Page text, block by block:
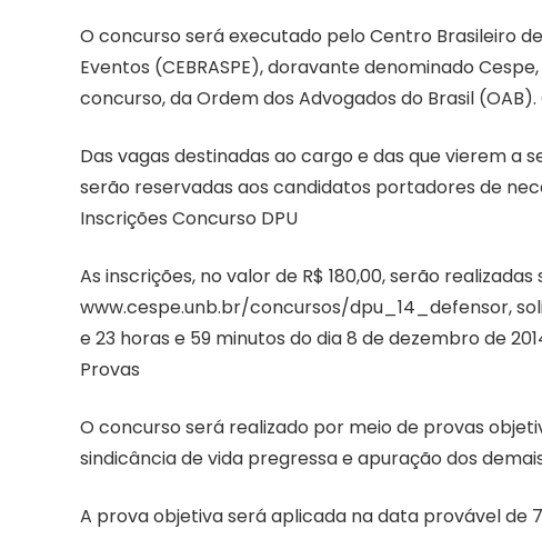
O concurso será executado pelo Centro Brasileiro
Eventos (CEBRASPE), doravante denominado
concurso, da Ordem dos Advogados do Brasil
Das vagas destinadas ao cargo e das que vierem a
serão reservadas aos candidatos portadores de
Inscrições Concurso DPU
As inscrições, no valor de R$ 180,00, serão
www.cespe.unb.br/concursos/dpu_14_defensor,
e 23 horas e 59 minutos do dia 8 de dezembro de
Provas
O concurso será realizado por meio de provas
sindicância de vida pregressa e apuração dos
A prova objetiva será aplicada na data provável de